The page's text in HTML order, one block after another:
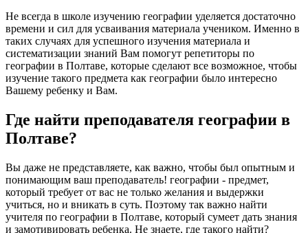
Не всегда в школе изучению географии уделяется достаточно
времени и сил для усваивания материала учеником. Именно в
таких случаях для успешного изучения материала и
систематизации знаний Вам помогут репетиторы по
географии в Полтаве, которые сделают все возможное, чтобы
изучение такого предмета как географии было интересно
Вашему ребенку и Вам.
Где найти преподавателя географии в
Полтаве?
Вы даже не представляете, как важно, чтобы был опытным и
понимающим ваш преподаватель! географии - предмет,
который требует от вас не только желания и выдержки
учиться, но и вникать в суть. Поэтому так важно найти
учителя по географии в Полтаве, который сумеет дать знания
и замотивировать ребенка. Не знаете, где такого найти?